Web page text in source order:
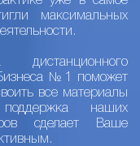
максимальных
дистанционного
№1 поможет
все материалы
наших
сделает Ваше